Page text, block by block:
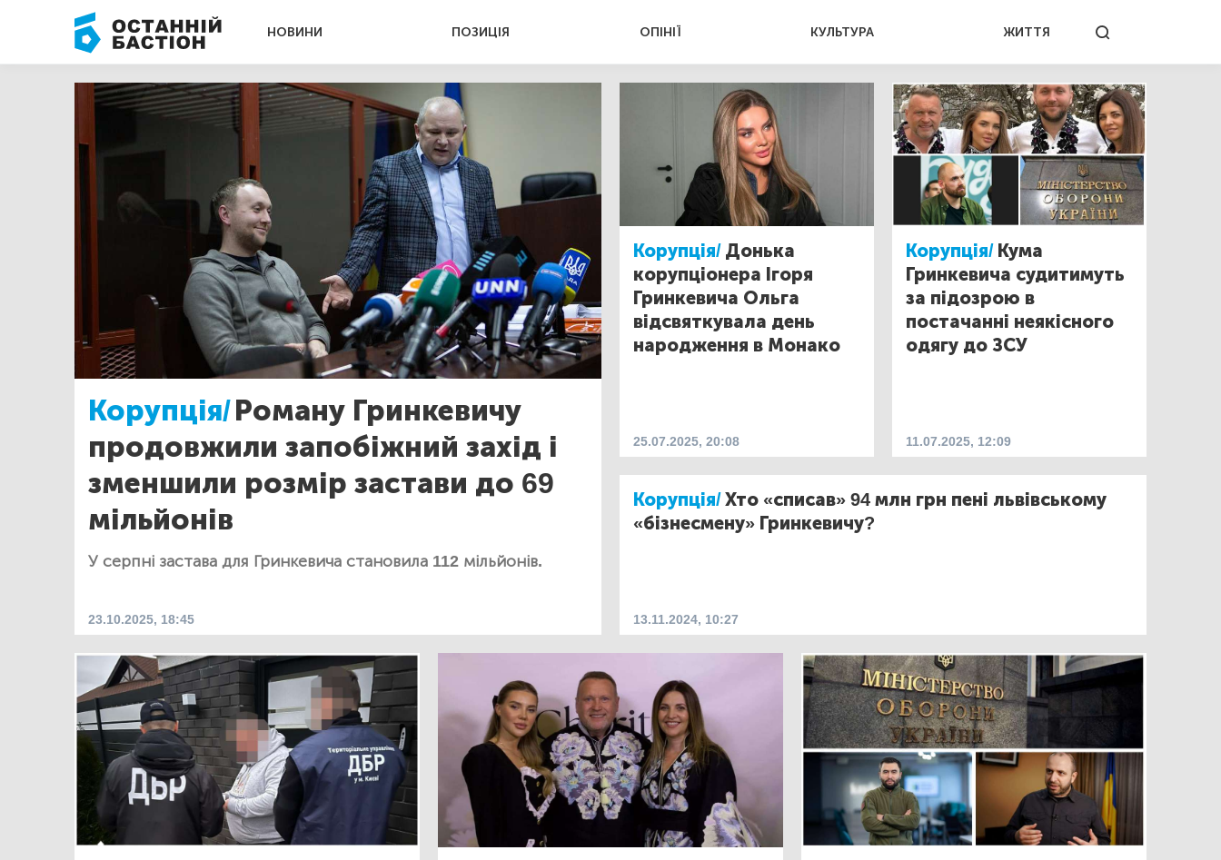
НОВИНИ ПОЗИЦІЯ ОПІНІЇ КУЛЬТУРА ЖИТТЯ
Корупція/Роману Гринкевичу
продовжили запобіжний захід і
зменшили розмір застави до 69
мільйонів
У серпні застава для Гринкевича становила 112 мільйонів.
23.10.2025, 18:45
Корупція/ Донька
корупціонера Ігоря
Гринкевича Ольга
відсвяткувала день
народження в Монако
25.07.2025, 20:08
Корупція/ Кума
Гринкевича судитимуть
за підозрою в
постачанні неякісного
одягу до ЗСУ
11.07.2025, 12:09
Корупція/Хто «списав» 94 млн грн пені львівському
«бізнесмену» Гринкевичу?
13.11.2024, 10:27